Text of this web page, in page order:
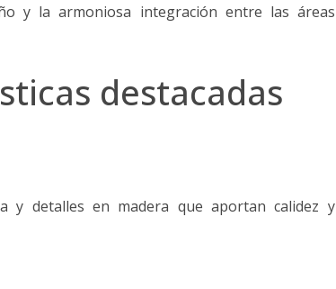
y la armoniosa integración entre las áreas
destacadas
y detalles en madera que aportan calidez y